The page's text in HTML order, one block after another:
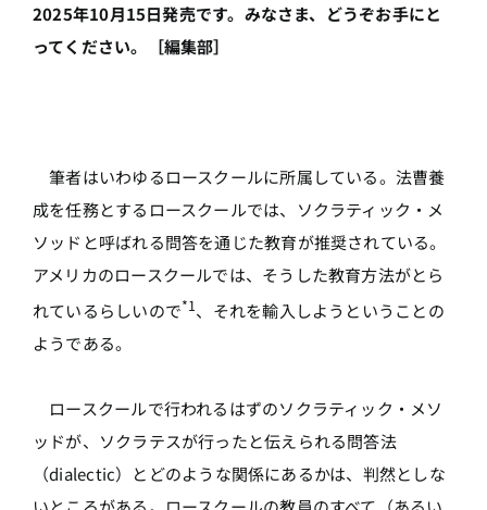
2025年10月15日発売です。みなさま、どうぞお手にと
ってください。［編集部］
筆者はいわゆるロースクールに所属している。法曹養
成を任務とするロースクールでは、ソクラティック・メ
ソッドと呼ばれる問答を通じた教育が推奨されている。
アメリカのロースクールでは、そうした教育方法がとら
れているらしいので*1、それを輸入しようということの
ようである。
ロースクールで行われるはずのソクラティック・メソ
ッドが、ソクラテスが行ったと伝えられる問答法
（dialectic）とどのような関係にあるかは、判然としな